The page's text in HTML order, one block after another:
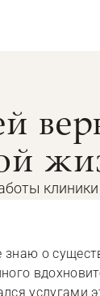
о
услугами